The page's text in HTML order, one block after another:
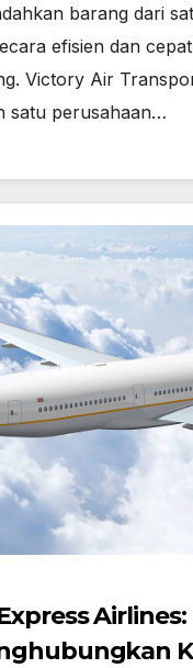
barang dari
efisien dan
Victory Air
satu perusahaan…